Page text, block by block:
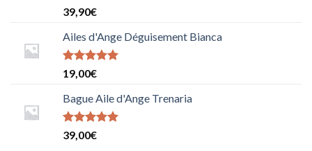
Note5sur
39,90€
Ailes d'Ange Déguisement Bianca
Note5sur
19,00€
Bague Aile d'Ange Trenaria
Note
5.0000000000000000
39,00€